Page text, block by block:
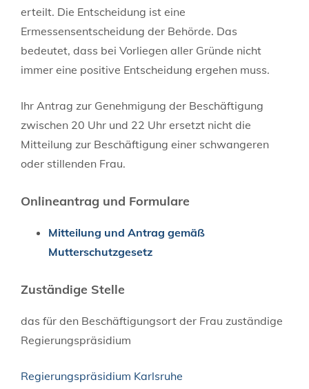
erteilt. Die Entscheidung ist eine
Ermessensentscheidung der Behörde. Das
bedeutet, dass bei Vorliegen aller Gründe nicht
immer eine positive Entscheidung ergehen muss.
Ihr Antrag zur Genehmigung der Beschäftigung
zwischen 20 Uhr und 22 Uhr ersetzt nicht die
Mitteilung zur Beschäftigung einer schwangeren
oder stillenden Frau.
Onlineantrag und Formulare
Mitteilung und Antrag gemäß
Mutterschutzgesetz
Zuständige Stelle
das für den Beschäftigungsort der Frau zuständige
Regierungspräsidium
Regierungspräsidium Karlsruhe